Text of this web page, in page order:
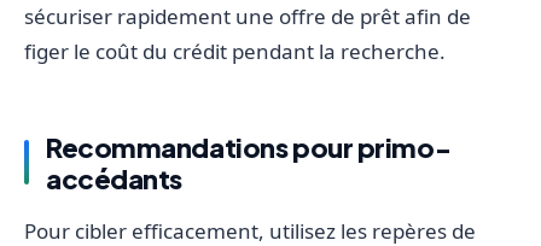
sécuriser rapidement une offre de prêt afin de
figer le coût du crédit pendant la recherche.
Recommandations pour primo-
accédants
Pour cibler efficacement, utilisez les repères de